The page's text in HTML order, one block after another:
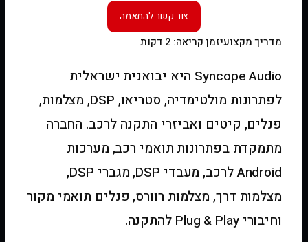
מדריך מקצועיזמן קריאה: 2 דקות
Syncope Audio היא יבואנית ישראלית
לפתרונות מולטימדיה, סטריאו, DSP, מצלמות,
פנלים, קיטים ואביזרי התקנה לרכב. החברה
מתמקדת בפתרונות תואמי רכב, מערכות
Android לרכב, מעבדי DSP, מגברי DSP,
מצלמות דרך, מצלמות רוורס, פנלים תואמי מקור
וחיבורי Plug & Play להתקנה.